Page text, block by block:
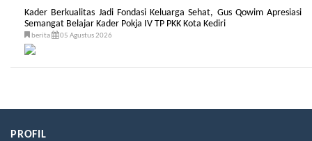
Kader Berkualitas Jadi Fondasi Keluarga Sehat, Gus Qowim Apresiasi
Semangat Belajar Kader Pokja IV TP PKK Kota Kediri
berita 05 Agustus 2026
PROFIL